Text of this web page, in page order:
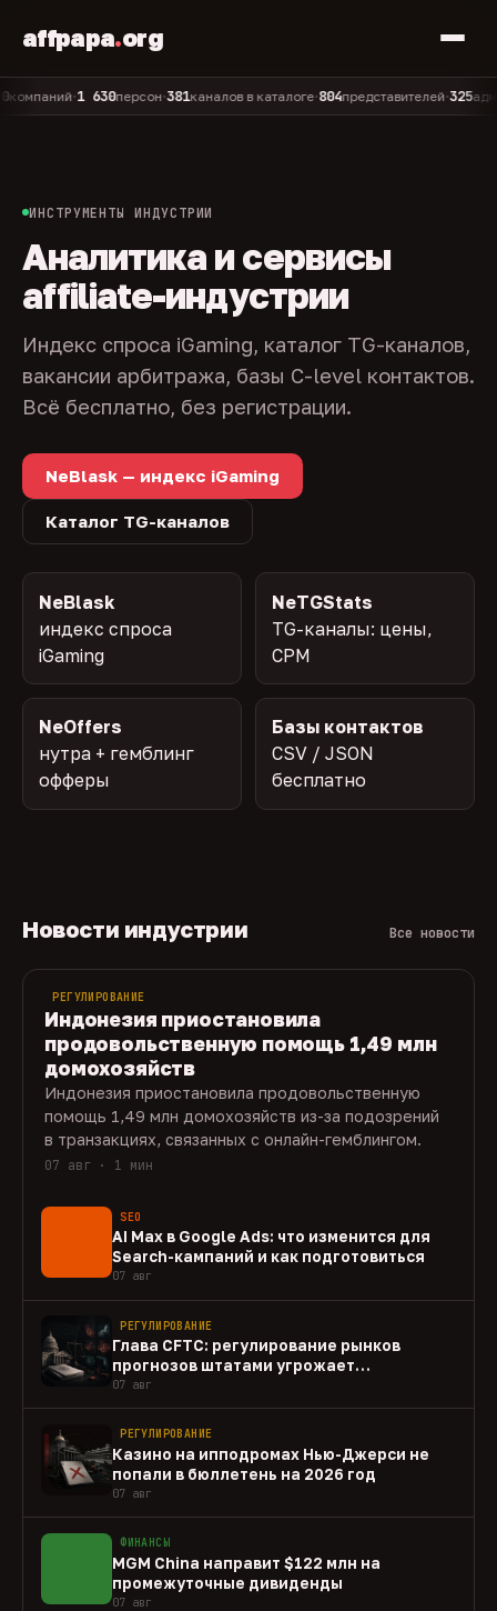
affpapa.org
•1 630персон•381каналов в каталоге•804представителей•325админов
ИНСТРУМЕНТЫ ИНДУСТРИИ
Аналитика и сервисы
affiliate-индустрии
Индекс спроса iGaming, каталог TG-каналов,
вакансии арбитража, базы C-level контактов.
Всё бесплатно, без регистрации.
NeBlask — индекс iGaming
Каталог TG-каналов
NeBlask
индекс спроса
iGaming
NeTGStats
TG-каналы: цены,
CPM
NeOffers
нутра + гемблинг
офферы
Базы контактов
CSV / JSON
бесплатно
Новости индустрии Все новости
РЕГУЛИРОВАНИЕ
Индонезия приостановила
продовольственную помощь 1,49 млн
домохозяйств
Индонезия приостановила продовольственную
помощь 1,49 млн домохозяйств из-за подозрений
в транзакциях, связанных с онлайн-гемблингом.
07 авг · 1 мин
SEO
AI Max в Google Ads: что изменится для
Search-кампаний и как подготовиться
07 авг
РЕГУЛИРОВАНИЕ
Глава CFTC: регулирование рынков
прогнозов штатами угрожает
федеральному рынку
07 авг
РЕГУЛИРОВАНИЕ
Казино на ипподромах Нью-Джерси не
попали в бюллетень на 2026 год
07 авг
ФИНАНСЫ
MGM China направит $122 млн на
промежуточные дивиденды
07 авг